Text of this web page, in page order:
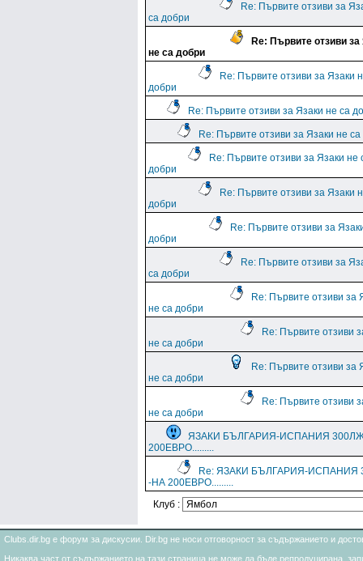
Re: Първите отзиви за
са добри
Re: Първите отзиви за
не са добри
Re: Първите отзиви за Язаки
добри
Re: Първите отзиви за Язаки не са
Re: Първите отзиви за Язаки не
Re: Първите отзиви за Язаки не
добри
Re: Първите отзиви за Язаки
добри
Re: Първите отзиви за
добри
Re: Първите отзиви за
са добри
Re: Първите отзиви за
не са добри
Re: Първите отзиви
не са добри
Re: Първите отзиви за
не са добри
Re: Първите отзиви
не са добри
ЯЗАКИ БЪЛГАРИЯ-ИСПАНИЯ
200ЕВРО.........
Re: ЯЗАКИ БЪЛГАРИЯ-ИСПАНИЯ
-НА 200ЕВРО.........
Клуб :
Clubs.dir.bg е форум за дискусии. Dir.bg не носи отговорност за съдържанието и
Никаква част от съдържанието на тази страница не може да бъде репродуцирана,